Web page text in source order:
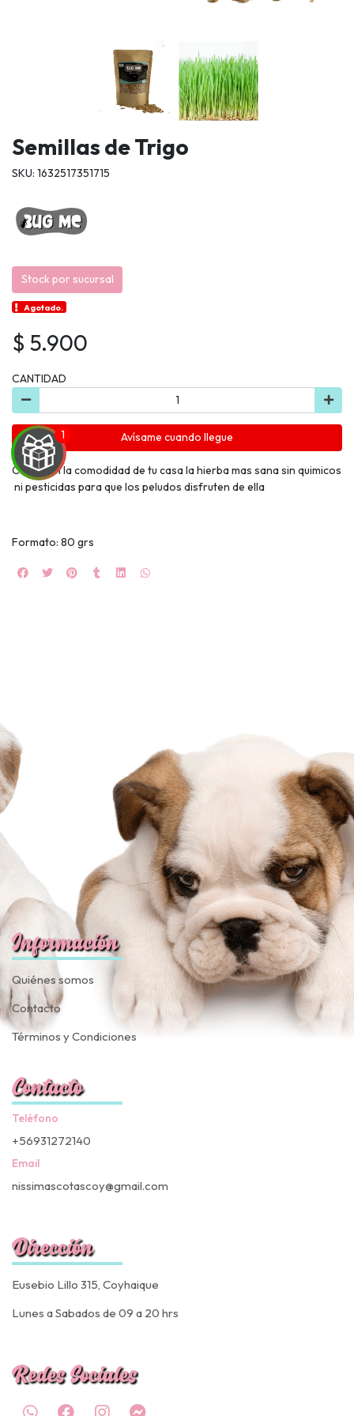
Semillas de Trigo
SKU: 1632517351715
Stock por sucursal
Agotado.
$ 5.900
CANTIDAD
Avísame cuando llegue
Cultiva en la comodidad de tu casa la hierba mas sana sin quimicos
ni pesticidas para que los peludos disfruten de ella
Formato: 80 grs
Información
Quiénes somos
Contacto
Términos y Condiciones
Contacto
Teléfono
+56931272140
Email
nissimascotascoy@gmail.com
Dirección
Eusebio Lillo 315, Coyhaique
Lunes a Sabados de 09 a 20 hrs
Redes Sociales